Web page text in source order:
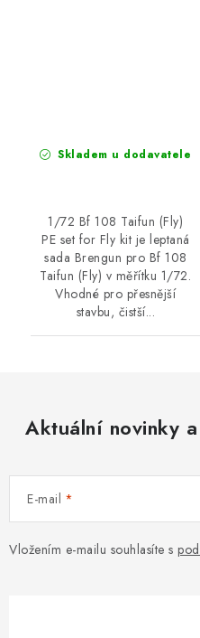
Skladem u dodavatele
1/72 Bf 108 Taifun (Fly)
PE set for Fly kit je leptaná
sada Brengun pro Bf 108
Taifun (Fly) v měřítku 1/72.
Vhodné pro přesnější
stavbu, čistší...
Aktuální novinky
E-mail
Vložením e-mailu souhlasíte s